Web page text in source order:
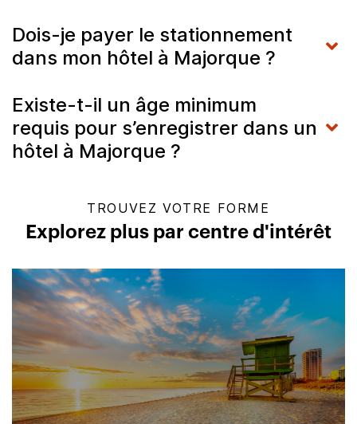
Dois-je payer le stationnement
dans mon hôtel à Majorque ?
Existe-t-il un âge minimum
requis pour s’enregistrer dans un
hôtel à Majorque ?
TROUVEZ VOTRE FORME
Explorez plus par centre d'intérêt